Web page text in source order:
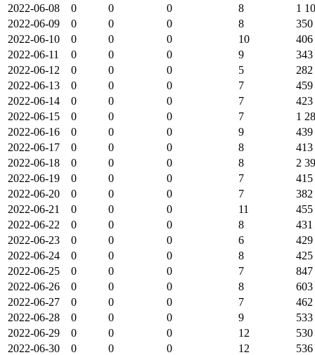
2022-06-08
0 0 0 8
1
2022-06-09
0 0 0 8
350
2022-06-10
0 0 0 10
406
2022-06-11
0 0 0 9
343
2022-06-12
0 0 0 5
282
2022-06-13
0 0 0 7
459
2022-06-14
0 0 0 7
423
2022-06-15
0 0 0 7
1
2022-06-16
0 0 0 9
439
2022-06-17
0 0 0 8
413
2022-06-18
0 0 0 8
2
2022-06-19
0 0 0 7
415
2022-06-20
0 0 0 7
382
2022-06-21
0 0 0 11
455
2022-06-22
0 0 0 8
431
2022-06-23
0 0 0 6
429
2022-06-24
0 0 0 8
425
2022-06-25
0 0 0 7
847
2022-06-26
0 0 0 8
603
2022-06-27
0 0 0 7
462
2022-06-28
0 0 0 9
533
2022-06-29
0 0 0 12
530
2022-06-30
0 0 0 12
536